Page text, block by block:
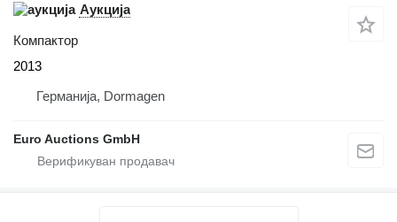
Аукција
Компактор
2013
Германија, Dormagen
Euro Auctions GmbH